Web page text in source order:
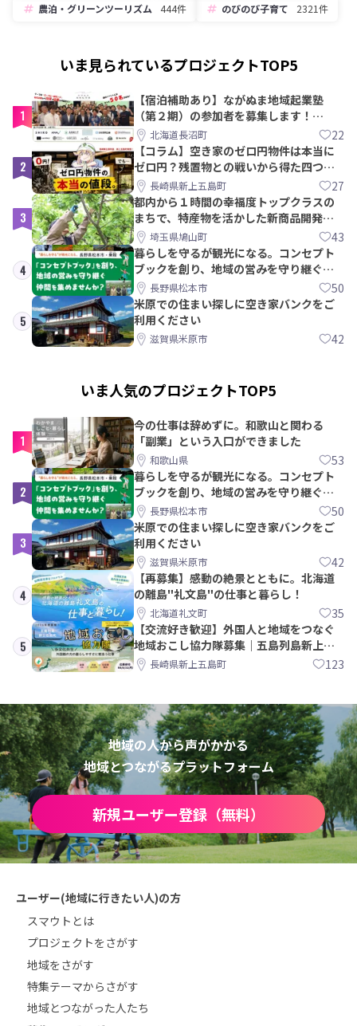
農泊・グリーンツーリズム
444件 のびのび子育て 2321件
いま見られているプロジェクトTOP5
1
【宿泊補助あり】ながぬま地域起業塾
（第２期）の参加者を募集します！
【8/21〆】
北海道長沼町 22
2
【コラム】空き家のゼロ円物件は本当に
ゼロ円？残置物との戦いから得た四つの
教訓｜新上五島町
長崎県新上五島町 27
3
都内から１時間の幸福度トップクラスの
まちで、特産物を活かした新商品開発＆
PRメンバー募集！
埼玉県鳩山町 43
4
暮らしを守るが観光になる。コンセプト
ブックを創り、地域の営みを守り継ぐ仲
間を集めませんか？
長野県松本市 50
5
米原での住まい探しに空き家バンクをご
利用ください
滋賀県米原市 42
いま人気のプロジェクトTOP5
1
今の仕事は辞めずに。和歌山と関わる
「副業」という入口ができました
和歌山県 53
2
暮らしを守るが観光になる。コンセプト
ブックを創り、地域の営みを守り継ぐ仲
間を集めませんか？
長野県松本市 50
3
米原での住まい探しに空き家バンクをご
利用ください
滋賀県米原市 42
4
【再募集】感動の絶景とともに。北海道
の離島"礼文島"の仕事と暮らし！
北海道礼文町 35
5
【交流好き歓迎】外国人と地域をつなぐ
地域おこし協力隊募集｜五島列島新上五
島町長崎県新上五島町 123
地域の人から声がかかる
地域とつながるプラットフォーム
新規ユーザー登録（無料）
ユーザー(地域に行きたい人)の方
スマウトとは
プロジェクトをさがす
地域をさがす
特集テーマからさがす
地域とつながった人たち